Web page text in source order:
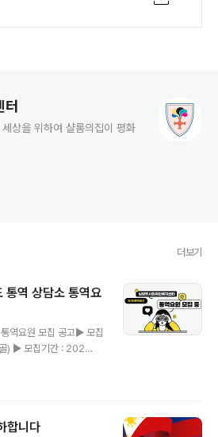
상을 위하여 샬롬의집이 평화
더보기
역 상담소 통역요
역요원 모집 공고▶ 모집
) ▶ 모집기간 : 202
▶ 자격요
에 해당하면 됨) ① 한국
합니다